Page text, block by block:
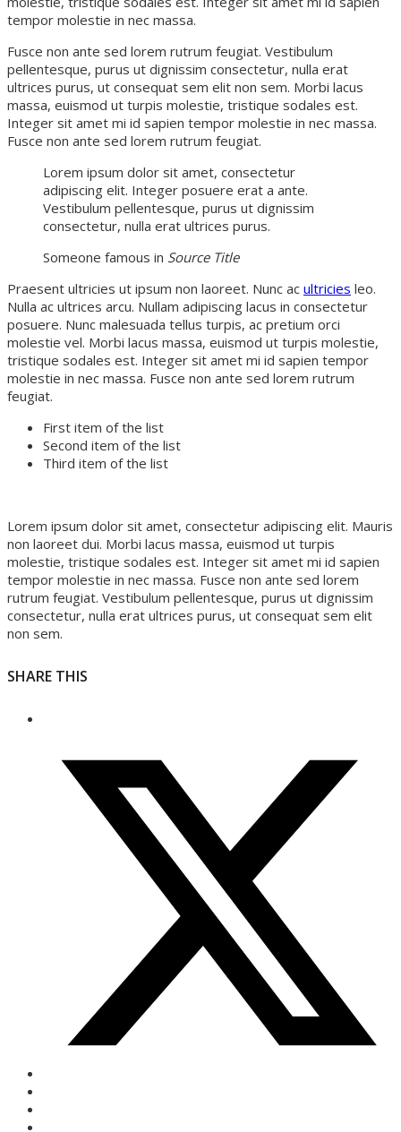
tempor molestie in nec massa.
Fusce non ante sed lorem rutrum feugiat. Vestibulum
pellentesque, purus ut dignissim consectetur, nulla erat
ultrices purus, ut consequat sem elit non sem. Morbi lacus
massa, euismod ut turpis molestie, tristique sodales est.
Integer sit amet mi id sapien tempor molestie in nec massa.
Fusce non ante sed lorem rutrum feugiat.
Lorem ipsum dolor sit amet, consectetur
adipiscing elit. Integer posuere erat a ante.
Vestibulum pellentesque, purus ut dignissim
consectetur, nulla erat ultrices purus.
Someone famous in Source Title
Praesent ultricies ut ipsum non laoreet. Nunc ac ultricies leo.
Nulla ac ultrices arcu. Nullam adipiscing lacus in consectetur
posuere. Nunc malesuada tellus turpis, ac pretium orci
molestie vel. Morbi lacus massa, euismod ut turpis molestie,
tristique sodales est. Integer sit amet mi id sapien tempor
molestie in nec massa. Fusce non ante sed lorem rutrum
feugiat.
First item of the list
Second item of the list
Third item of the list
Lorem ipsum dolor sit amet, consectetur adipiscing elit. Mauris
non laoreet dui. Morbi lacus massa, euismod ut turpis
molestie, tristique sodales est. Integer sit amet mi id sapien
tempor molestie in nec massa. Fusce non ante sed lorem
rutrum feugiat. Vestibulum pellentesque, purus ut dignissim
consectetur, nulla erat ultrices purus, ut consequat sem elit
non sem.
SHARE THIS